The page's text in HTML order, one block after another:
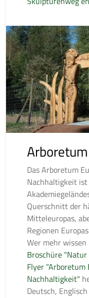
Arboretum
Das Arboretum
Nachhaltigkeit ist
Querschnitt der
Mitteleuropas,
Regionen
Wer mehr
Broschüre
Flyer "Arboretum
Nachhaltigkeit"
Deutsch,